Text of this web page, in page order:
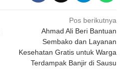
Pos berikutnya
Ahmad Ali Beri Bantuan
Sembako dan Layanan
Kesehatan Gratis untuk Warga
Terdampak Banjir di Sausu